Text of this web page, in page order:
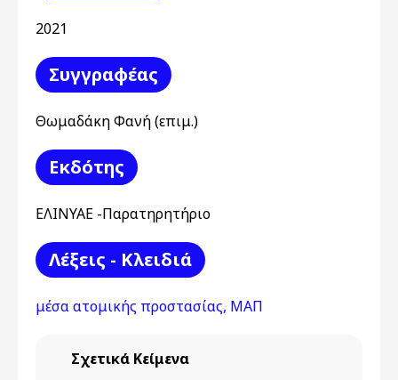
2021
Συγγραφέας
Θωμαδάκη Φανή (επιμ.)
Εκδότης
ΕΛΙΝΥΑΕ -Παρατηρητήριο
Λέξεις - Κλειδιά
μέσα ατομικής προστασίας, ΜΑΠ
Σχετικά Κείμενα